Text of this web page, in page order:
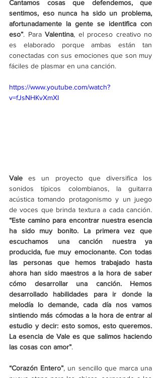
Cantamos cosas que defendemos, que
sentimos, eso nunca ha sido un problema,
afortunadamente la gente se identifica con
eso”. Para Valentina, el proceso creativo no
es elaborado porque ambas están tan
conectadas con sus emociones que son muy
fáciles de plasmar en una canción.
https://www.youtube.com/watch?
v=fJsNHKvXmXI
Vale es un proyecto que diversifica los
sonidos típicos colombianos, la guitarra
acústica tomando protagonismo y un juego
“Este camino para encontrar nuestra esencia
ha sido muy bonito. La primera vez que
escuchamos una canción nuestra ya
producida, fue muy emocionante. Con todas
las personas que hemos trabajado hasta
ahora han sido maestros a la hora de saber
cómo desarrollar una canción. Hemos
desarrollado habilidades para ir donde la
melodía lo demande, cada día nos vamos
sintiendo más cómodas a la hora de entrar al
estudio y decir: esto somos, esto queremos.
La esencia de Vale es que salimos haciendo
las cosas con amor”.
“Corazón Entero”, un sencillo que marca una